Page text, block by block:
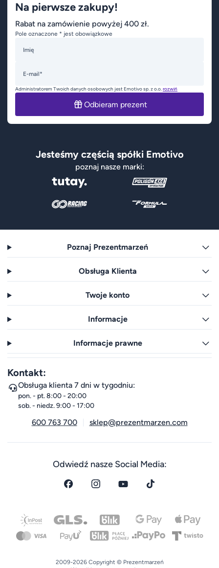
Na pierwsze zakupy!
Rabat na zamówienie powyżej 400 zł.
Pole oznaczone * jest obowiązkowe
Imię
E-mail*
Administratorem Twoich danych osobowych jest Emotivo sp. z o.o.rozwiń
Odbieram prezent
Jesteśmy częścią spółki Emotivo
poznaj nasze marki:
Poznaj Prezentmarzeń
Obsługa Klienta
Twoje konto
Informacje
Informacje prawne
Kontakt:
Obsługa klienta 7 dni w tygodniu:
pon. - pt. 8:00 - 20:00
sob. - niedz. 9:00 - 17:00
600 763 700 sklep@prezentmarzen.com
Odwiedź nasze Social Media:
2009-2026 Copyright © Prezentmarzeń